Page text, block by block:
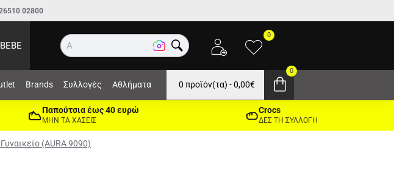
02800
BEBE Αναζήτ
0
Brands Συλλογές Αθλήματα 0 προϊόν(τα) - 0,00€
0
(AURA 9090)
Παπούτσια έως 40 ευρώ
ΜΗΝ ΤΑ ΧΑΣΕΙΣ
Crocs
ΔΕΣ ΤΗ ΣΥΛΛΟΓΗ